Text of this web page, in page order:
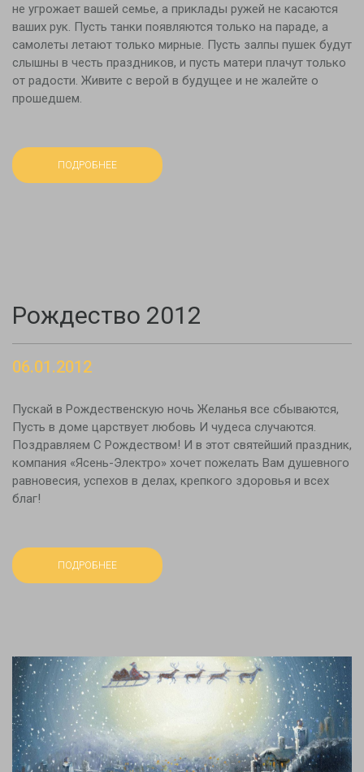
не угрожает вашей семье, а приклады ружей не касаются
ваших рук. Пусть танки появляются только на параде, а
самолеты летают только мирные. Пусть залпы пушек будут
слышны в честь праздников, и пусть матери плачут только
от радости. Живите с верой в будущее и не жалейте о
прошедшем.
ПОДРОБНЕЕ
Рождество 2012
06.01.2012
Пускай в Рождественскую ночь Желанья все сбываются,
Пусть в доме царствует любовь И чудеса случаются.
Поздравляем С Рождеством! И в этот святейший праздник,
компания «Ясень-Электро» хочет пожелать Вам душевного
равновесия, успехов в делах, крепкого здоровья и всех
благ!
ПОДРОБНЕЕ